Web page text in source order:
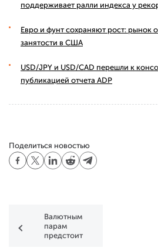
поддерживает ралли индекса у
Евро и фунт сохраняют рост: рынок
занятости в США
USD/JPY и USD/CAD перешли к
публикацией отчета ADP
Поделиться новостью
Валютным
парам
предстоит